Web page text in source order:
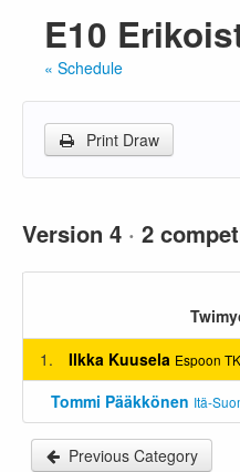
E10
« Schedule
Print Draw
Version 4 · 2
1.
Ilkka Kuusela Espoon
Tommi Pääkkönen Itä-
Previous Category